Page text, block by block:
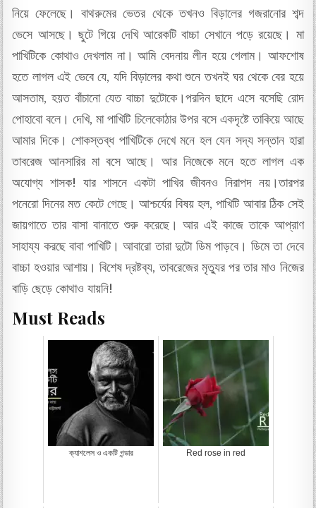
নিয়ে ফেলেছে। বাথরুমের ভেতর থেকে তখনও বিড়ালের গজরানোর শব্দ
ভেসে আসছে। ছুটে গিয়ে দেখি আরেকটি বাচ্চা সেখানে পড়ে রয়েছে। মা
পাখিটিকে কোথাও দেখলাম না। আমি বেদনায় লীন হয়ে গেলাম। আফশোষ
হতে লাগল এই ভেবে যে, যদি বিড়ালের কথা শুনে তখনই ঘর থেকে বের হয়ে
আসতাম, হয়ত বাঁচানো যেত বাচ্চা দুটোকে।পরদিন ছাদে এসে বসেছি রোদ
পোহাবো বলে। দেখি, মা পাখিটি চিলেকোঠার উপর বসে একদৃষ্টে তাকিয়ে আছে
আমার দিকে। শোকস্তব্ধ পাখিটিকে দেখে মনে হল যেন সদ্য সন্তান হারা
তাবরেজ আনসারির মা বসে আছে। আর নিজেকে মনে হতে লাগল এক
অযোগ্য শাসক! যার শাসনে একটা পাখির জীবনও নিরাপদ নয়।তারপর
পনেরো দিনের মত কেটে গেছে। আশ্চর্যের বিষয় হল, পাখিটি আবার ঠিক সেই
জায়গাতে তার বাসা বানাতে শুরু করেছে। আর এই কাজে তাকে আপ্রাণ
সাহায্য করছে বাবা পাখিটি। আবারো তারা দুটো ডিম পাড়বে। ডিমে তা দেবে
বাচ্চা হওয়ার আশায়। বিশেষ দ্রষ্টব্য, তাবরেজের মৃত্যুর পর তার মাও নিজের
বাড়ি ছেড়ে কোথাও যায়নি!
Must Reads
ক্যাশলেস ও একটি গন্ডার Red rose in red